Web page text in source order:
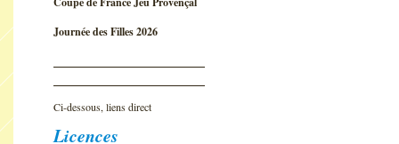
Journée des Filles 2026
Ci-dessous, liens direct
Licences